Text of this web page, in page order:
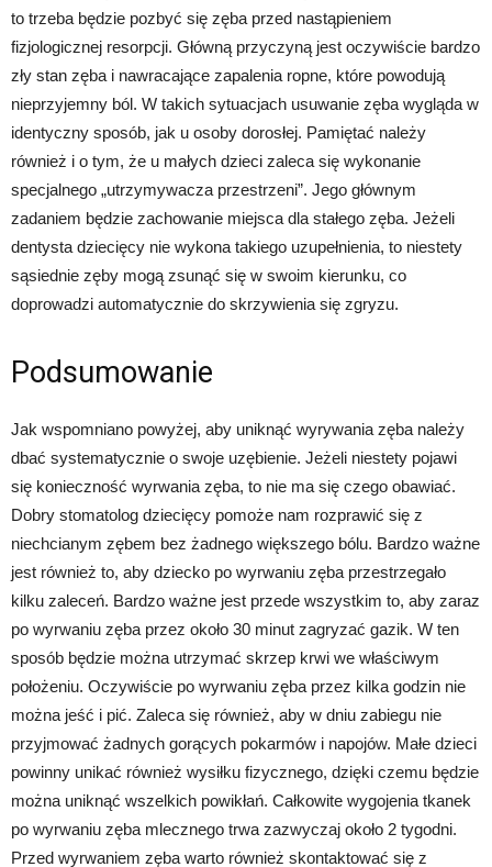
to trzeba będzie pozbyć się zęba przed nastąpieniem
fizjologicznej resorpcji. Główną przyczyną jest oczywiście bardzo
zły stan zęba i nawracające zapalenia ropne, które powodują
nieprzyjemny ból. W takich sytuacjach usuwanie zęba wygląda w
identyczny sposób, jak u osoby dorosłej. Pamiętać należy
również i o tym, że u małych dzieci zaleca się wykonanie
specjalnego „utrzymywacza przestrzeni”. Jego głównym
zadaniem będzie zachowanie miejsca dla stałego zęba. Jeżeli
dentysta dziecięcy nie wykona takiego uzupełnienia, to niestety
sąsiednie zęby mogą zsunąć się w swoim kierunku, co
doprowadzi automatycznie do skrzywienia się zgryzu.
Podsumowanie
Jak wspomniano powyżej, aby uniknąć wyrywania zęba należy
dbać systematycznie o swoje uzębienie. Jeżeli niestety pojawi
się konieczność wyrwania zęba, to nie ma się czego obawiać.
Dobry stomatolog dziecięcy pomoże nam rozprawić się z
niechcianym zębem bez żadnego większego bólu. Bardzo ważne
jest również to, aby dziecko po wyrwaniu zęba przestrzegało
kilku zaleceń. Bardzo ważne jest przede wszystkim to, aby zaraz
po wyrwaniu zęba przez około 30 minut zagryzać gazik. W ten
sposób będzie można utrzymać skrzep krwi we właściwym
położeniu. Oczywiście po wyrwaniu zęba przez kilka godzin nie
można jeść i pić. Zaleca się również, aby w dniu zabiegu nie
przyjmować żadnych gorących pokarmów i napojów. Małe dzieci
powinny unikać również wysiłku fizycznego, dzięki czemu będzie
można uniknąć wszelkich powikłań. Całkowite wygojenia tkanek
po wyrwaniu zęba mlecznego trwa zazwyczaj około 2 tygodni.
Przed wyrwaniem zęba warto również skontaktować się z